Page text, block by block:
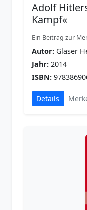
Adolf
Kampf«
Autor: Glaser
Jahr: 2014
ISBN:
Details